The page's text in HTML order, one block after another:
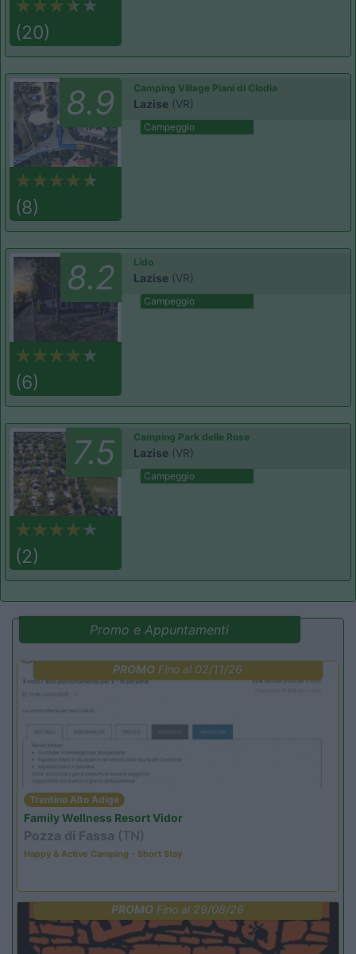
(20)
8.9
(8)
Camping Village Piani di Clodia
Lazise (VR)
Campeggio
8.2
(6)
Lido
Lazise (VR)
Campeggio
7.5
(2)
Camping Park delle Rose
Lazise (VR)
Campeggio
Promo e Appuntamenti
PROMO Fino al 02/11/26
Trentino Alto Adige
Family Wellness Resort Vidor
Pozza di Fassa (TN)
Happy & Active Camping - Short Stay
PROMO Fino al 29/08/26